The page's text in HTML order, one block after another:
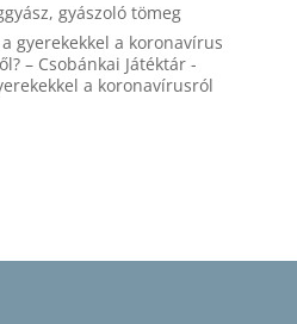
gyászoló tömeg
gyerekekkel a koronavírus
– Csobánkai Játéktár-
a koronavírusról